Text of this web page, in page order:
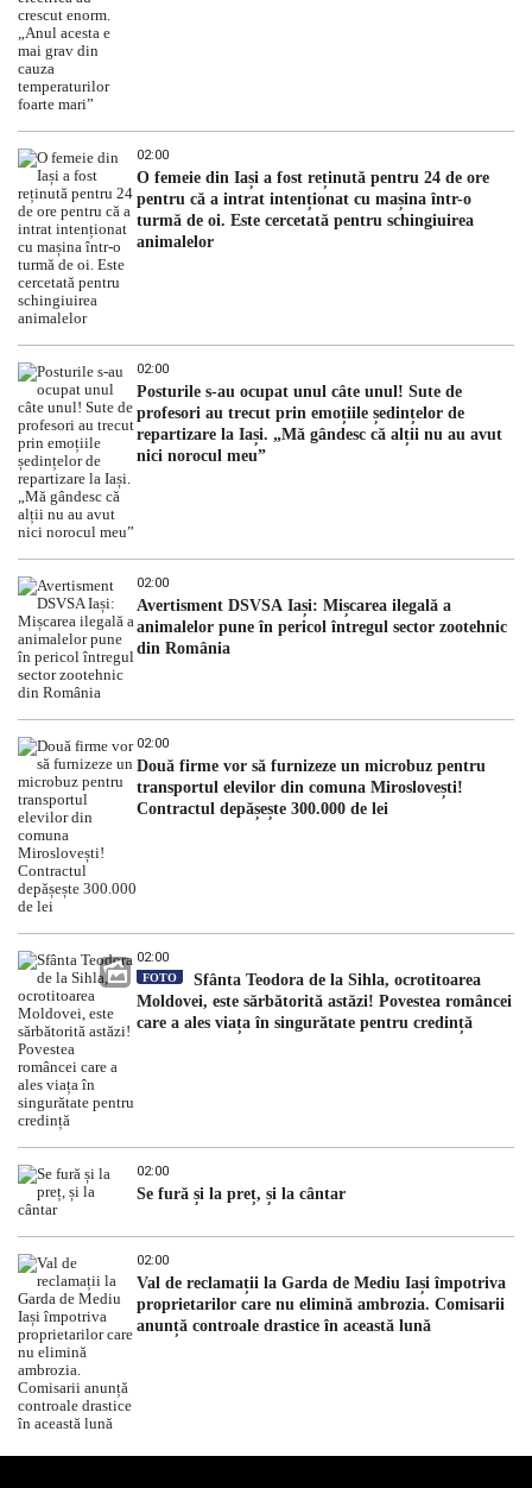
02:00
O femeie din Iași a fost reținută pentru 24 de ore
pentru că a intrat intenționat cu mașina într-o
turmă de oi. Este cercetată pentru schingiuirea
animalelor
02:00
Posturile s-au ocupat unul câte unul! Sute de
profesori au trecut prin emoțiile ședințelor de
repartizare la Iași. „Mă gândesc că alții nu au avut
nici norocul meu”
02:00
Avertisment DSVSA Iași: Mișcarea ilegală a
animalelor pune în pericol întregul sector zootehnic
din România
02:00
Două firme vor să furnizeze un microbuz pentru
transportul elevilor din comuna Miroslovești!
Contractul depășește 300.000 de lei
02:00
FOTO
Sfânta Teodora de la Sihla, ocrotitoarea
Moldovei, este sărbătorită astăzi! Povestea româncei
care a ales viața în singurătate pentru credință
02:00
Se fură și la preț, și la cântar
02:00
Val de reclamații la Garda de Mediu Iași împotriva
proprietarilor care nu elimină ambrozia. Comisarii
anunță controale drastice în această lună